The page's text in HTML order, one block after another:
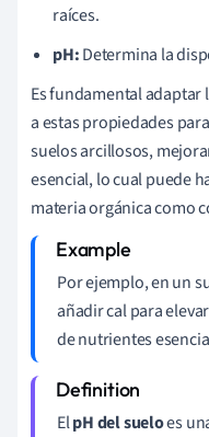
raíces.
pH:Determina la
Es fundamental
a estas propiedades
suelos arcillosos,
esencial, lo cual puede
materia orgánica como
Por ejemplo, en un
añadir cal para
de nutrientes
ElpH del sueloes